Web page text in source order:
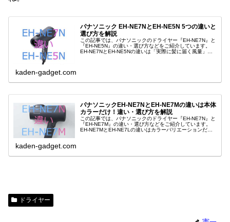
パナソニック EH-NE7NとEH-NE5N 5つの違いと
選び方を解説
この記事では、パナソニックのドライヤー『EH-NE7N』と
『EH-NE5N』の違い・選び方などをご紹介しています。
EH-NE7NとEH-NE5Nの違いは「実際に髪に届く風量」
kaden-gadget.com
パナソニックEH-NE7NとEH-NE7Mの違いは本体
カラーだけ！違い・選び方を解説
この記事では、パナソニックのドライヤー『EH-NE7N』と
『EH-NE7M』の違い・選び方などをご紹介しています。
EH-NE7MとEH-NE7Lの違いはカラーバリエーションだけ
kaden-gadget.com
ドライヤー